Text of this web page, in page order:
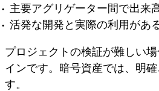
主要アグリゲーター間で出来
活発な開発と実際の利用があ
プロジェクトの検証が難しい
インです。暗号資産では、明
す。